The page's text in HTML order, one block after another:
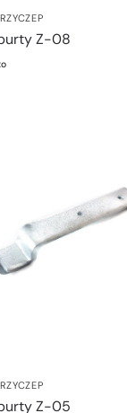
Z-08
Z-05